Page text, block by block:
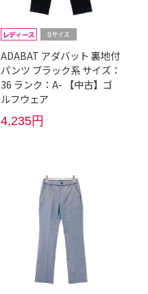
ADABAT アダバット 裏地付
パンツ ブラック系 サイズ：
36 ランク：A- 【中古】ゴ
ルフウェア
4,235円